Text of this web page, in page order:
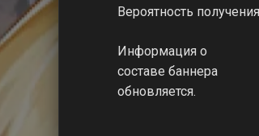
Вероятность
Информация о
составе баннера
обновляется.